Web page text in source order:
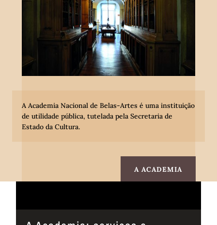
A Academia Nacional de Belas-Artes é uma instituição
de utilidade pública, tutelada pela Secretaria de
Estado da Cultura.
A ACADEMIA